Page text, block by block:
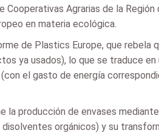
Agrarias de la
en materia ecológica.
de Plastics Europe, que rebela
ya usados), lo que se traduce
el gasto de energía
la producción de envases
orgánicos) y su